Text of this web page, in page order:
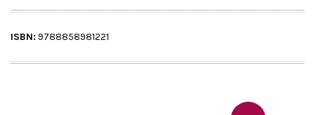
ISBN: 9788858981221